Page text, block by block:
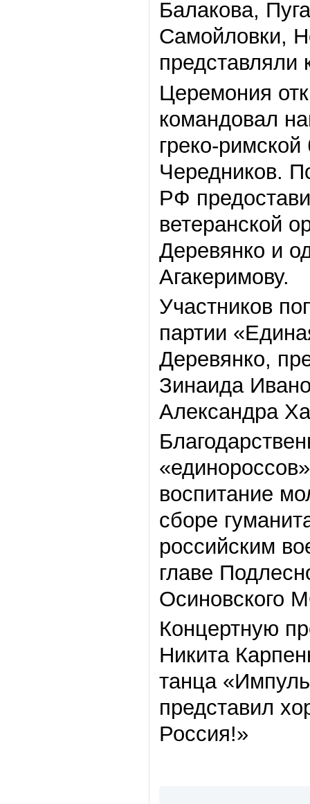
Балакова,
Самойловки,
Церемония
командовал
греко-
Чередников.
РФ
ветеранской
Деревянко и
Агакеримову.
Участников
партии
Деревянко,
Зинаида
Александра
воспитание
сборе
российским
главе
Осиновского
Концертную
Никита
танца
представил
Россия!»